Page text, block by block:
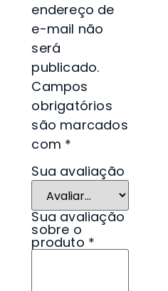
endereço de
e-mail não
será
publicado.
Campos
obrigatórios
são marcados
com *
Sua avaliação
Sua avaliação
sobre o
produto *